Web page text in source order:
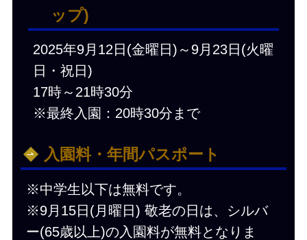
ップ)
2025年9月12日(金曜日)～9月23日(火曜
日・祝日)
17時～21時30分
※最終入園：20時30分まで
入園料・年間パスポート
※中学生以下は無料です。
※9月15日(月曜日) 敬老の日は、シルバ
ー(65歳以上)の入園料が無料となりま